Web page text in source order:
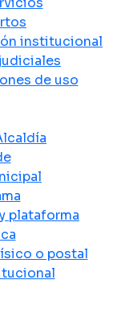
institucional
de uso
plataforma
o postal